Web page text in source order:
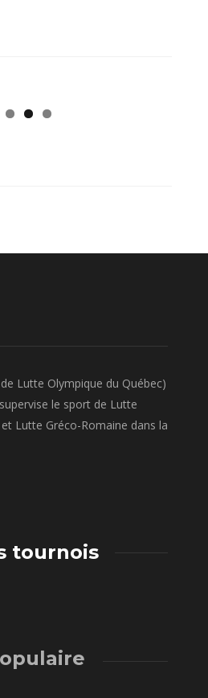
Lutte Olympique du Québec)
le sport de Lutte
Lutte Gréco-Romaine dans la
tournois